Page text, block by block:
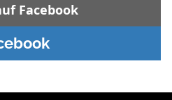
Facebook